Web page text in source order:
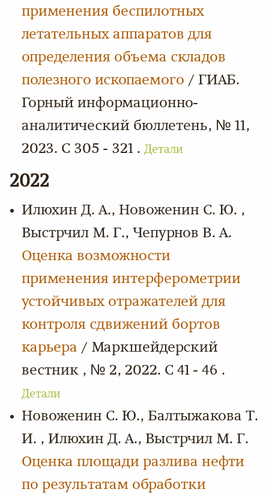
применения беспилотных
летательных аппаратов для
определения объема складов
полезного ископаемого / ГИАБ.
Горный информационно-
аналитический бюллетень, № 11,
2023. С 305 - 321 . Детали
2022
Илюхин Д. А., Новоженин С. Ю. ,
Выстрчил М. Г., Чепурнов В. А.
Оценка возможности
применения интерферометрии
устойчивых отражателей для
контроля сдвижений бортов
карьера / Маркшейдерский
вестник , № 2, 2022. С 41 - 46 .
Детали
Новоженин С. Ю., Балтыжакова Т.
И. , Илюхин Д. А., Выстрчил М. Г.
Оценка площади разлива нефти
по результатам обработки